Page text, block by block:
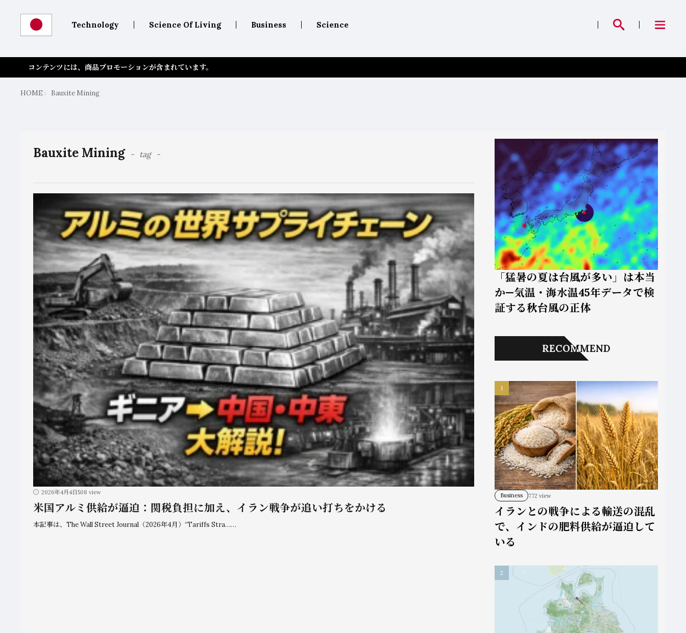
Technology Science Of Living Business Science
コンテンツには、商品プロモーションが含まれています。
HOME Bauxite Mining
Bauxite Mining tag
2026年4月4日508 view
米国アルミ供給が逼迫：関税負担に加え、イラン戦争が追い打ちをかける
本記事は、The Wall Street Journal（2026年4月）“Tariffs Stra……
「猛暑の夏は台風が多い」は本当
か—気温・海水温45年データで検
証する秋台風の正体
RECOMMEND
Business 772 view
イランとの戦争による輸送の混乱
で、インドの肥料供給が逼迫して
いる